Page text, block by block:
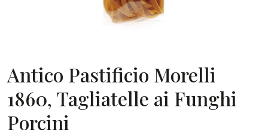
Antico Pastificio Morelli
1860, Tagliatelle ai Funghi
Porcini